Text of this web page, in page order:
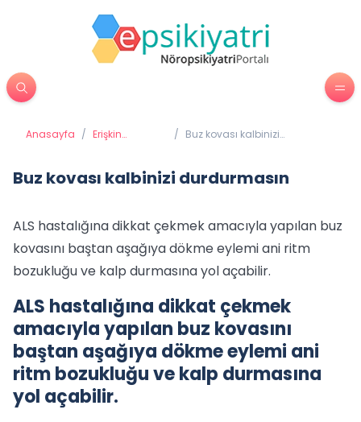
Anasayfa / Erişkin
/ Buz kovası kalbinizi
Buz kovası kalbinizi durdurmasın
ALS hastalığına dikkat çekmek amacıyla yapılan buz
kovasını baştan aşağıya dökme eylemi ani ritm
bozukluğu ve kalp durmasına yol açabilir.
ALS hastalığına dikkat çekmek
amacıyla yapılan buz kovasını
baştan aşağıya dökme eylemi ani
ritm bozukluğu ve kalp durmasına
yol açabilir.